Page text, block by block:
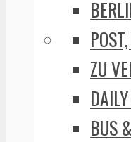
ZU
BUS